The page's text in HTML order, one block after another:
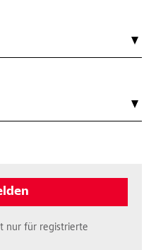
nur für registrierte